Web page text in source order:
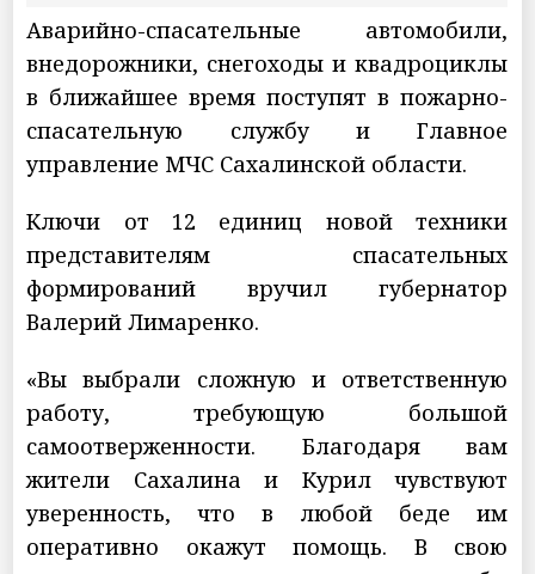
Аварийно-спасательные автомобили,
внедорожники, снегоходы и квадроциклы
в ближайшее время поступят в пожарно-
спасательную службу и Главное
управление МЧС Сахалинской области.
Ключи от 12 единиц новой техники
представителям спасательных
формирований вручил губернатор
Валерий Лимаренко.
«Вы выбрали сложную и ответственную
работу, требующую большой
самоотверженности. Благодаря вам
жители Сахалина и Курил чувствуют
уверенность, что в любой беде им
оперативно окажут помощь. В свою